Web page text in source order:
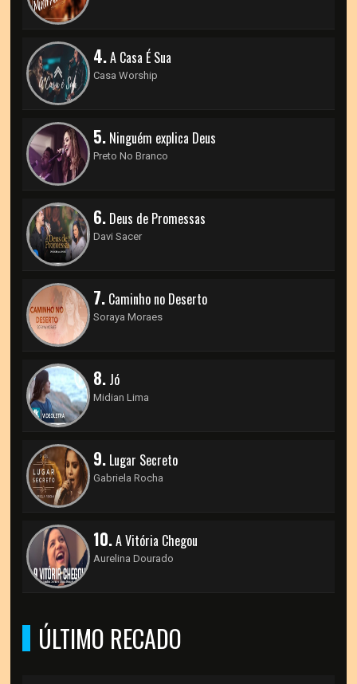
4.A Casa É Sua
Casa Worship
5. Ninguém explica Deus
Preto No Branco
6. Deus de Promessas
Davi Sacer
7. Caminho no Deserto
Soraya Moraes
8. Jó
Midian Lima
9. Lugar Secreto
Gabriela Rocha
10.A Vitória Chegou
Aurelina Dourado
ÚLTIMO RECADO